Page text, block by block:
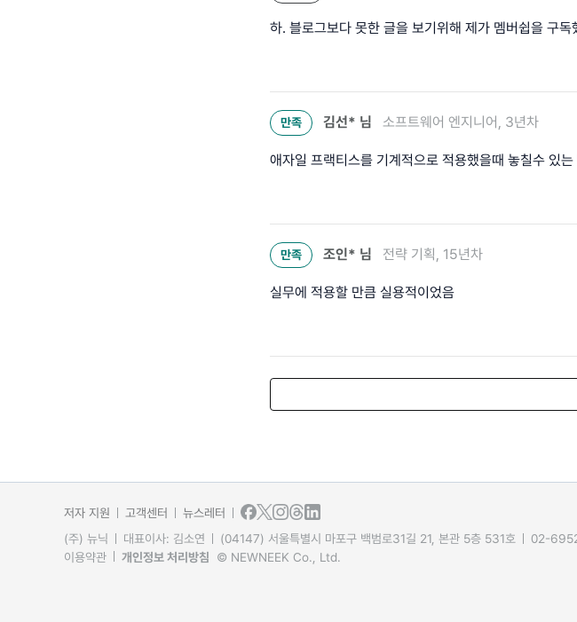
하. 블로그보다 못한 글을 보기위해 제가 멤버쉽을 구독
만족 김선* 님 소프트웨어 엔지니어, 3년차
애자일 프랙티스를 기계적으로 적용했을때 놓칠수 있
만족 조인* 님 전략 기획, 15년차
실무에 적용할 만큼 실용적이었음
저자 지원 고객센터
뉴스레터
(주) 뉴닉
대표이사: 김소연 (04147) 서울특별시 마포구 백범로31길 21, 본관 5층 531호 02-
이용약관
개인정보 처리방침 © NEWNEEK Co., Ltd.